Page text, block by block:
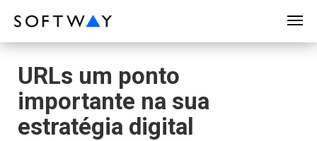
URLs um ponto
importante na sua
estratégia digital